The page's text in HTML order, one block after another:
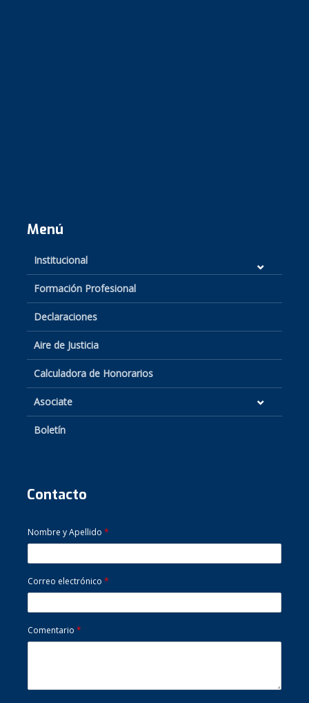
Menú
Institucional
Formación Profesional
Declaraciones
Aire de Justicia
Calculadora de Honorarios
Asociate
Boletín
Contacto
Nombre y Apellido *
Correo electrónico *
Comentario *